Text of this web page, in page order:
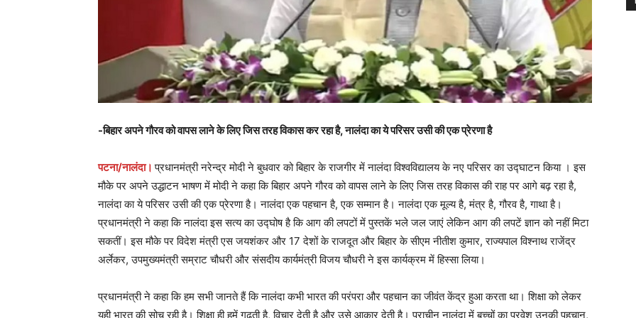
-बिहार अपने गौरव को वापस लाने के लिए जिस तरह विकास कर रहा है, नालंदा का ये परिसर उसी की एक प्रेरणा है
पटना/नालंदा।प्रधानमंत्री नरेन्द्र मोदी ने बुधवार को बिहार के राजगीर में नालंदा विश्वविद्यालय के नए परिसर का उद्घाटन किया । इस
मौके पर अपने उद्धाटन भाषण में मोदी ने कहा कि बिहार अपने गौरव को वापस लाने के लिए जिस तरह विकास की राह पर आगे बढ़ रहा है,
नालंदा का ये परिसर उसी की एक प्रेरणा है। नालंदा एक पहचान है, एक सम्मान है। नालंदा एक मूल्य है, मंत्र है, गौरव है, गाथा है।
प्रधानमंत्री ने कहा कि नालंदा इस सत्य का उद्घोष है कि आग की लपटों में पुस्तकें भले जल जाएं लेकिन आग की लपटें ज्ञान को नहीं मिटा
सकतीं। इस मौके पर विदेश मंत्री एस जयशंकर और 17 देशों के राजदूत और बिहार के सीएम नीतीश कुमार, राज्यपाल विश्नाथ राजेंद्र
अर्लेकर, उपमुख्यमंत्री सम्राट चौधरी और संसदीय कार्यमंत्री विजय चौधरी ने इस कार्यक्रम में हिस्सा लिया।
प्रधानमंत्री ने कहा कि हम सभी जानते हैं कि नालंदा कभी भारत की परंपरा और पहचान का जीवंत केंद्र हुआ करता था। शिक्षा को लेकर
यही भारत की सोच रही है। शिक्षा ही हमें गढ़ती है, विचार देती है और उसे आकार देती है। प्राचीन नालंदा में बच्चों का प्रवेश उनकी पहचान,